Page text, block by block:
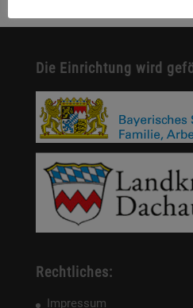
Die Einrichtung wird
Rechtliches:
Impressum